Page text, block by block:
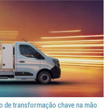
de transformação chave na mão